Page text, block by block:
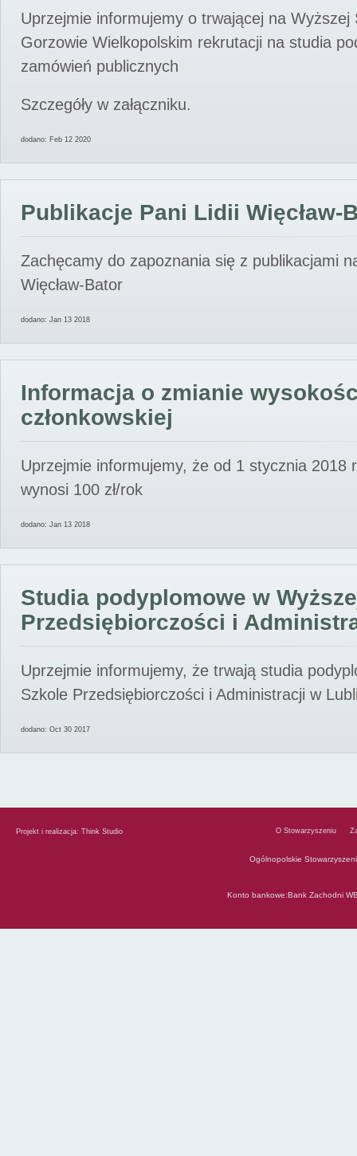
Uprzejmie informujemy o trwającej na Wyższej
Gorzowie Wielkopolskim rekrutacji na studia
zamówień publicznych
Szczegóły w załączniku.
dodano: Feb 12 2020
Publikacje Pani Lidii Więcław-
Zachęcamy do zapoznania się z publikacjami
Więcław-Bator
dodano: Jan 13 2018
Informacja o zmianie
członkowskiej
Uprzejmie informujemy, że od 1 stycznia 2018
wynosi 100 zł/rok
dodano: Jan 13 2018
Studia podyplomowe w
Przedsiębiorczości i
Uprzejmie informujemy, że trwają studia
Szkole Przedsiębiorczości i Administracji w
dodano: Oct 30 2017
Projekt i realizacja: Think Studio O Stowarzyszeniu
Ogólnopolskie
Konto bankowe:Bank Zachodni